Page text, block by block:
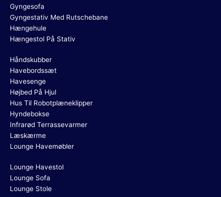
Gyngesofa
Gyngestativ Med Rutschebane
Hængehule
Hængestol På Stativ
Håndskubber
Havebordssæt
Havesenge
Højbed På Hjul
Hus Til Robotplæneklipper
Hyndebokse
Infrarød Terrassevarmer
Læskærme
Lounge Havemøbler
Lounge Havestol
Lounge Sofa
Lounge Stole